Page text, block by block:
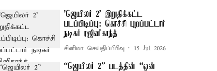
'ஜெயிலர் 2’ இறுதிக்கட்ட
படப்பிடிப்பு: கொச்சி புறப்பட்டார்
நடிகர் ரஜினிகாந்த்
சினிமா செய்திப்பிரிவு 15 Jul 2026
“ஜெயிலர் 2” படத்தின் “ஒன்